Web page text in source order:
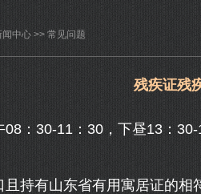
闻中心 >> 常见问题
残疾证残
30-11：30，下昼13：30-
有山东省有用寓居证的相